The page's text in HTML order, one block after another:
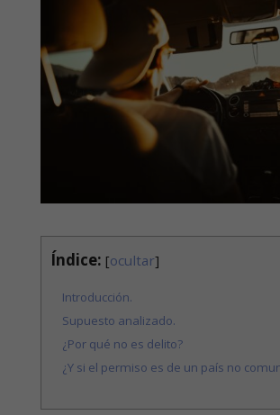
Índice: [ocultar]
Introducción.
Supuesto analizado.
¿Por qué no es delito?
¿Y si el permiso es de un país no